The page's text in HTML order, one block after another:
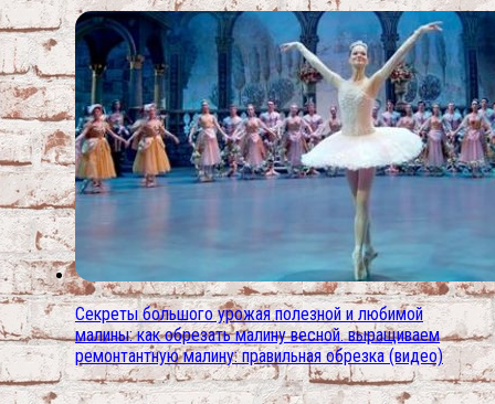
Секреты большого урожая полезной и любимой
малины: как обрезать малину весной. выращиваем
ремонтантную малину: правильная обрезка (видео)